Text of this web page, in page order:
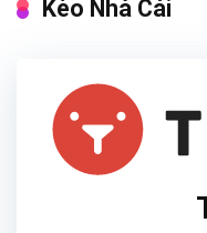
Kèo Nhà Cái